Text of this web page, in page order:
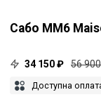
Сабо MM6
34 150 ₽ 56
Доступна